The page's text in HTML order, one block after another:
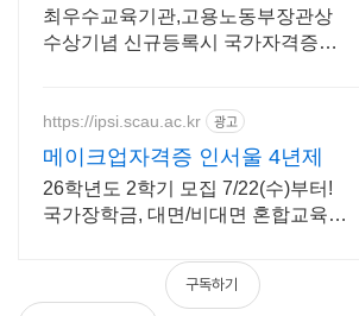
역 5번출구 바로 앞
최우수교육기관,고용노동부장관상
수상기념 신규등록시 국가자격증
https://ipsi.scau.ac.kr 광고
메이크업자격증 인서울 4년제
26학년도 2학기 모집 7/22(수)부터!
국가장학금, 대면/비대면 혼합교육
허증 발급, 토탈 미용 전문예술인 양
구독하기